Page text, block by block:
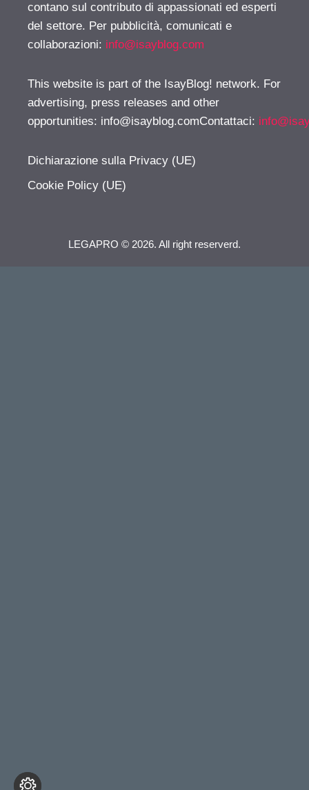
contano sul contributo di appassionati ed esperti
del settore. Per pubblicità, comunicati e
collaborazioni: info@isayblog.com
This website is part of the IsayBlog! network. For
advertising, press releases and other
opportunities: info@isayblog.comContattaci:
Dichiarazione sulla Privacy (UE)
Cookie Policy (UE)
LEGAPRO © 2026. All right reserverd.